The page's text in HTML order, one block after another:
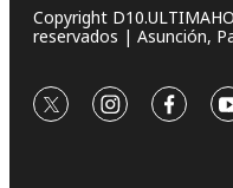
Copyright
reservados | Asunción,
twitterinstagram